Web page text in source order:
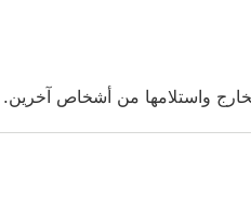
واستلامها من أشخاص آخرين.